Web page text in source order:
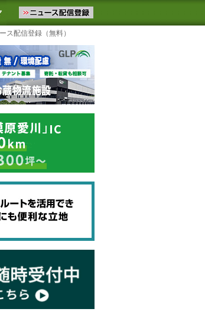
します。物流ニュースメール配信を登録す
加 よく見るテーマ
ス配信登録（無料）